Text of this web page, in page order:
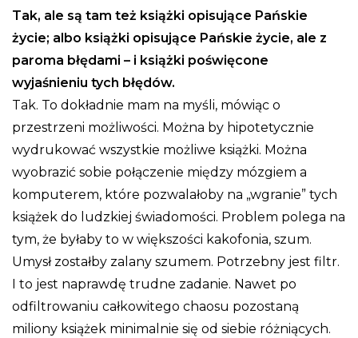
Tak, ale są tam też książki opisujące Pańskie
życie; albo książki opisujące Pańskie życie, ale z
paroma błędami – i książki poświęcone
wyjaśnieniu tych błędów.
Tak. To dokładnie mam na myśli, mówiąc o
przestrzeni możliwości. Można by hipotetycznie
wydrukować wszystkie możliwe książki. Można
wyobrazić sobie połączenie między mózgiem a
komputerem, które pozwalałoby na „wgranie” tych
książek do ludzkiej świadomości. Problem polega na
tym, że byłaby to w większości kakofonia, szum.
Umysł zostałby zalany szumem. Potrzebny jest filtr.
I to jest naprawdę trudne zadanie. Nawet po
odfiltrowaniu całkowitego chaosu pozostaną
miliony książek minimalnie się od siebie różniących.